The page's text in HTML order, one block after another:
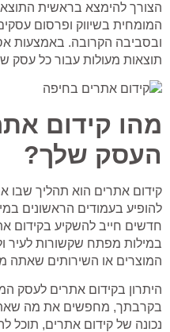
הצורך להימצא בראשית
המומחית בשיווק ופרסום
ובסביבה הקרובה. באמצעות
תוצאות מעולות עבור כל עסק
מהו קידום
העסק שלך?
קידום אתרים הוא תהליך שבו
להופיע בעמודים הראשונים
חדשים חייב להשקיע בקידום
במילות מפתח שקשורות לעיר
המוצרים או השירותים שאתה
היתרון בקידום אתרים לעסק
בקרבתך, מחפשים את מה שאתה
נכונה של קידום אתרים, תוכל